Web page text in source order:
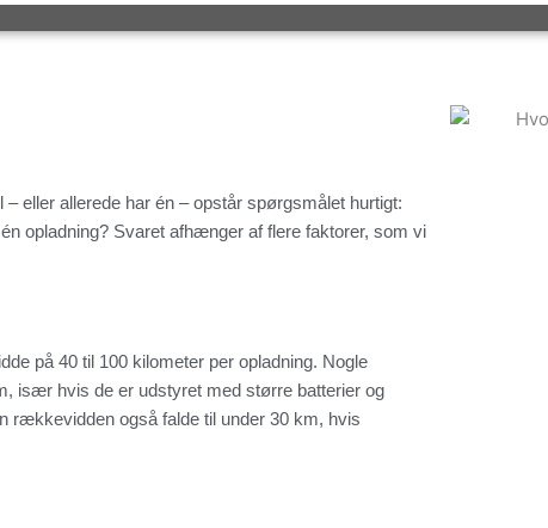
eller allerede har én – opstår spørgsmålet hurtigt:
opladning? Svaret afhænger af flere faktorer, som vi
på 40 til 100 kilometer per opladning. Nogle
især hvis de er udstyret med større batterier og
rækkevidden også falde til under 30 km, hvis